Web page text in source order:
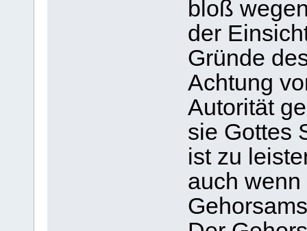
bloß
der
Gründe
Achtung
Autorität
sie Gottes
ist zu
auch